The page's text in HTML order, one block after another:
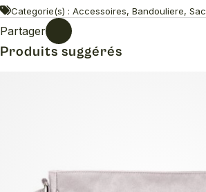
Categorie(s) : Accessoires, Bandouliere, Sac
Partager
Produits suggérés